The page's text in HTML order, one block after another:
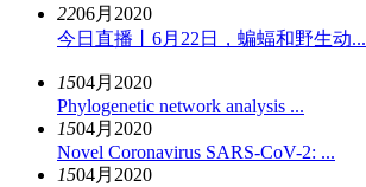
2206月2020
今日直播丨6月22日，蝙蝠和野生动...
1504月2020
Phylogenetic network analysis ...
1504月2020
Novel Coronavirus SARS-CoV-2: ...
1504月2020